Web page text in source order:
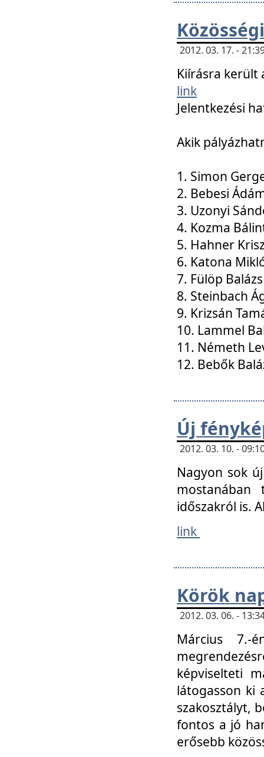
2012. 03. 17. -
Kiírásra került
link
Jelentkezési
Akik
1. Simon
2. Bebesi
3. Uzonyi
4. Kozma
5. Hahner
6. Katona
7. Fülöp Balázs
8. Steinbach
9. Krizsán
10. Lammel
11. Németh
12. Bebők
Új
2012. 03. 10. -
Nagyon sok
mostanában
időszakról is.
link
Körök
2012. 03. 06. -
Március 7.-
képviselteti
látogasson ki
szakosztályt,
fontos a jó
erősebb